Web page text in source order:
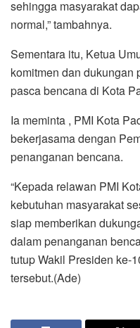
sehingga masyarakat
normal,” tambahnya.
Sementara itu, Ketua
komitmen dan dukungan
pasca bencana di Kota
Ia meminta , PMI Kota
bekerjasama dengan
penanganan bencana.
“Kepada relawan PMI
kebutuhan masyarakat
siap memberikan
dalam penanganan
tutup Wakil Presiden ke-
tersebut.(Ade)